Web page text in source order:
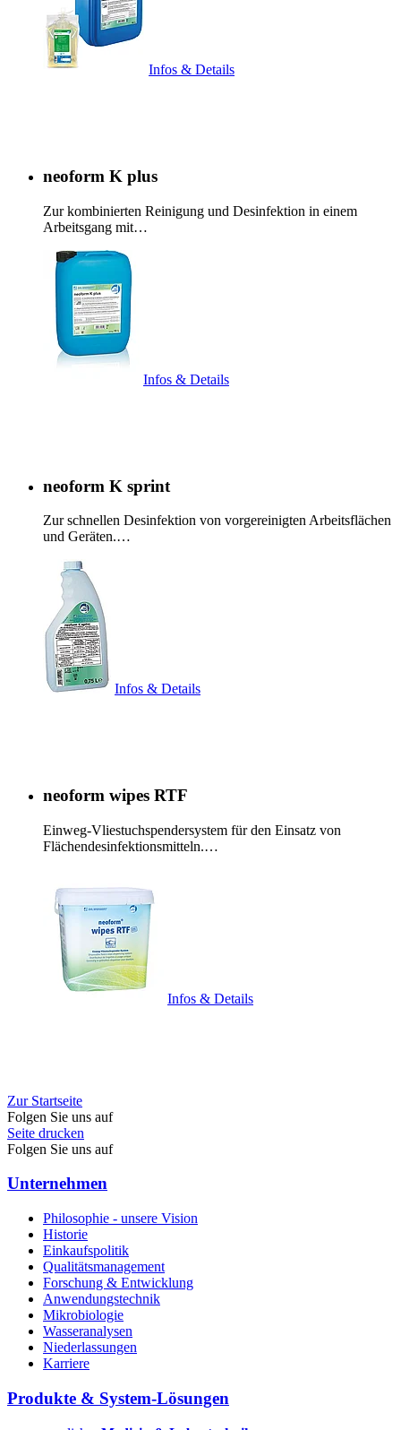
Infos & Details
neoform K plus
Zur kombinierten Reinigung und Desinfektion in einem
Arbeitsgang mit…
Infos & Details
neoform K sprint
Zur schnellen Desinfektion von vorgereinigten Arbeitsflächen
und Geräten.…
Infos & Details
neoform wipes RTF
Einweg-Vliestuchspendersystem für den Einsatz von
Flächendesinfektionsmitteln.…
Infos & Details
Zur Startseite
Folgen Sie uns auf
Seite drucken
Folgen Sie uns auf
Unternehmen
Philosophie - unsere Vision
Historie
Einkaufspolitik
Qualitätsmanagement
Forschung & Entwicklung
Anwendungstechnik
Mikrobiologie
Wasseranalysen
Niederlassungen
Karriere
Produkte & System-Lösungen